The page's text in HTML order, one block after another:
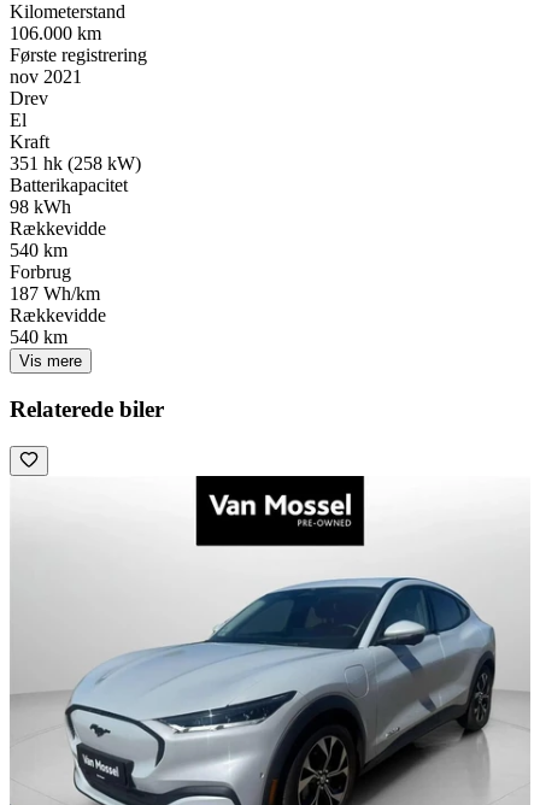
Kilometerstand
106.000 km
Første registrering
nov 2021
Drev
El
Kraft
351 hk (258 kW)
Batterikapacitet
98 kWh
Rækkevidde
540 km
Forbrug
187 Wh/km
Rækkevidde
540 km
Vis mere
Relaterede biler